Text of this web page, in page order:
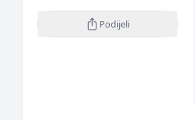
Podijeli